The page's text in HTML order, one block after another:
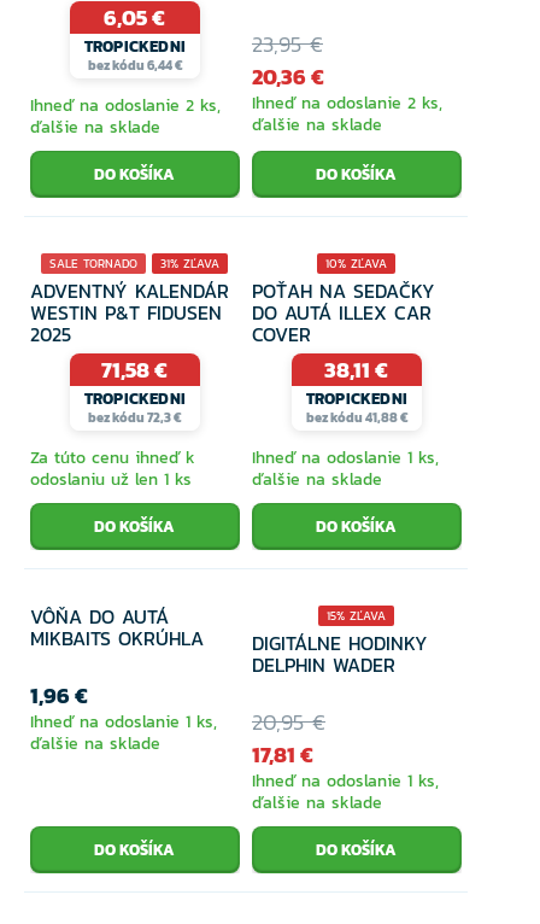
6,05 €
TROPICKEDNI
bez kódu 6,44 €
Ihneď na odoslanie 2 ks,
ďalšie na sklade
23,95 €
20,36 €
Ihneď na odoslanie 2 ks,
ďalšie na sklade
SALE TORNADO 31% ZĽAVA
ADVENTNÝ KALENDÁR
WESTIN P&T FIDUSEN
2025
71,58 €
TROPICKEDNI
bez kódu 72,3 €
Za túto cenu ihneď k
odoslaniu už len 1 ks
10% ZĽAVA
POŤAH NA SEDAČKY
DO AUTÁ ILLEX CAR
COVER
38,11 €
TROPICKEDNI
bez kódu 41,88 €
Ihneď na odoslanie 1 ks,
ďalšie na sklade
VÔŇA DO AUTÁ
MIKBAITS OKRÚHLA
1,96 €
Ihneď na odoslanie 1 ks,
ďalšie na sklade
15% ZĽAVA
DIGITÁLNE HODINKY
DELPHIN WADER
20,95 €
17,81 €
Ihneď na odoslanie 1 ks,
ďalšie na sklade